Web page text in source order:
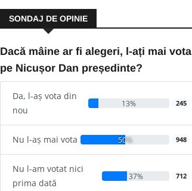
SONDAJ DE OPINIE
Dacă mâine ar fi alegeri, l-ați mai vota
pe Nicușor Dan președinte?
Da, l-aș vota din
nou
13% 245
Nu l-aș mai vota 50% 948
Nu l-am votat nici
prima dată
37% 712